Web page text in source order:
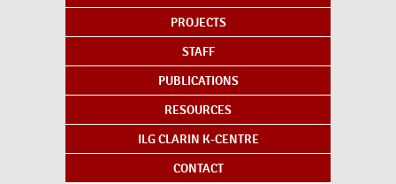
PROJECTS
STAFF
PUBLICATIONS
RESOURCES
ILG CLARIN K-CENTRE
CONTACT